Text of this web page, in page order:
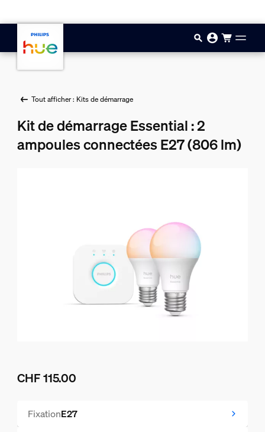
Tout afficher : Kits de démarrage
Kit de démarrage Essential : 2
ampoules connectées E27 (806 lm)
CHF 115.00
FixationE27